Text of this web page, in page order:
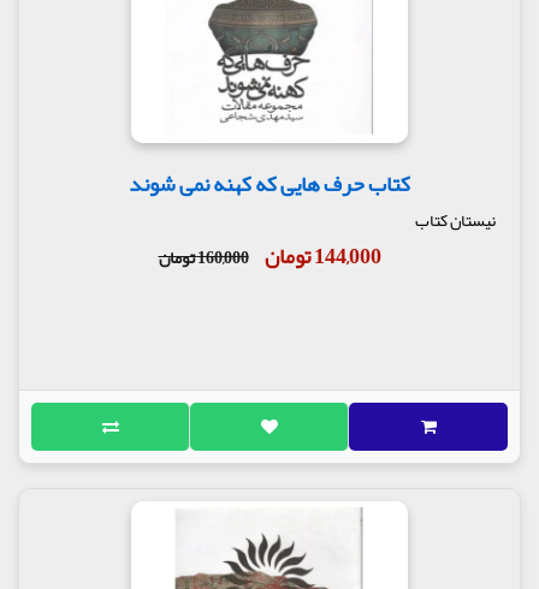
کتاب حرف هایی که کهنه نمی شوند
نیستان کتاب
144,000 تومان 160,000 تومان